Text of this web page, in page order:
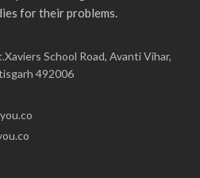
for their problems.
School Road, Avanti Vihar,
492006